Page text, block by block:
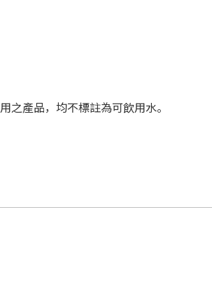
產品，均不標註為可飲用水。